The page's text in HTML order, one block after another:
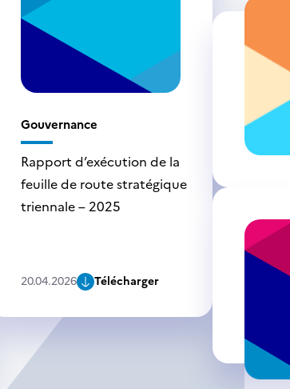
Gouvernance
Rapport d’exécution de la
feuille de route stratégique
triennale – 2025
20.04.2026 Télécharger